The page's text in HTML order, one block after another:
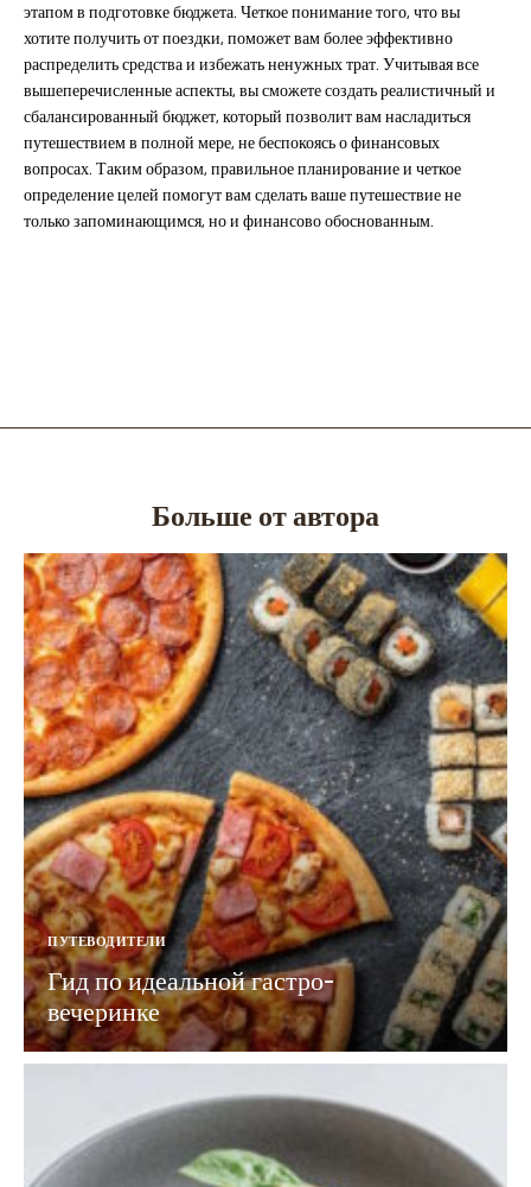
этапом в подготовке бюджета. Четкое понимание того, что вы
хотите получить от поездки, поможет вам более эффективно
распределить средства и избежать ненужных трат. Учитывая все
вышеперечисленные аспекты, вы сможете создать реалистичный и
сбалансированный бюджет, который позволит вам насладиться
путешествием в полной мере, не беспокоясь о финансовых
вопросах. Таким образом, правильное планирование и четкое
определение целей помогут вам сделать ваше путешествие не
только запоминающимся, но и финансово обоснованным.
Больше от автора
ПУТЕВОДИТЕЛИ
Гид по идеальной гастро-
вечеринке